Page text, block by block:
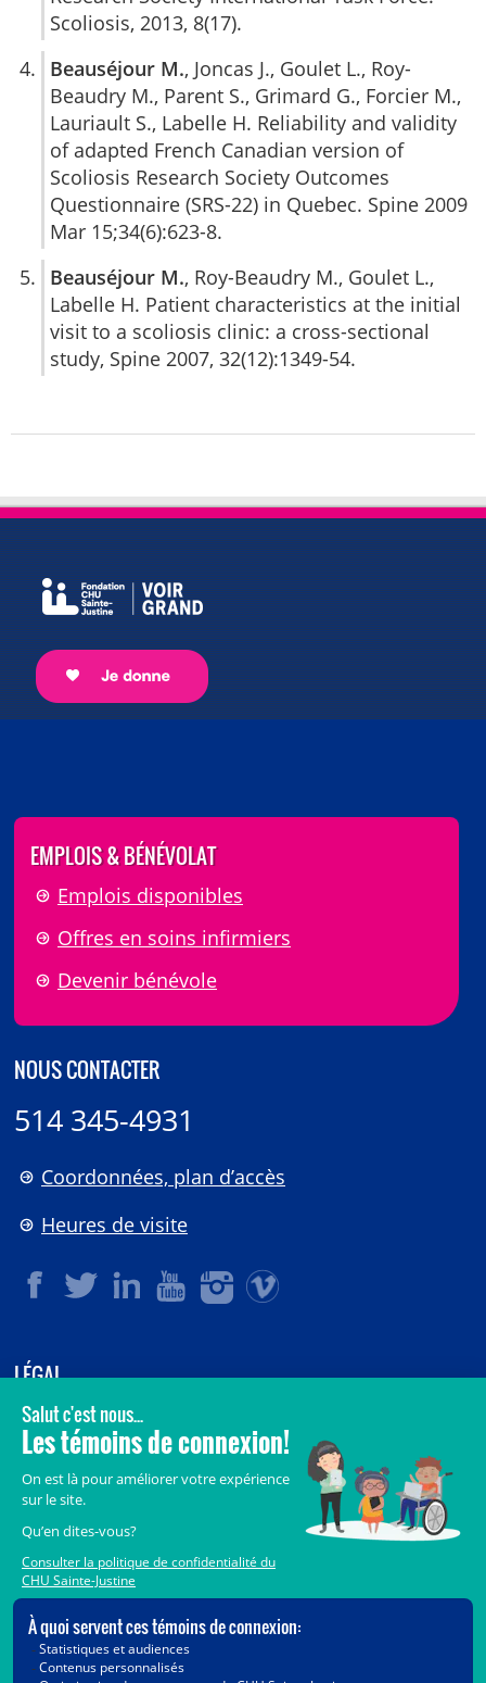
Scoliosis, 2013, 8(17).
Beauséjour M., Joncas J., Goulet L., Roy-
Beaudry M., Parent S., Grimard G., Forcier M.,
Lauriault S., Labelle H. Reliability and validity
of adapted French Canadian version of
Scoliosis Research Society Outcomes
Questionnaire (SRS-22) in Quebec. Spine 2009
Mar 15;34(6):623-8.
Beauséjour M., Roy-Beaudry M., Goulet L.,
Labelle H. Patient characteristics at the initial
visit to a scoliosis clinic: a cross-sectional
study, Spine 2007, 32(12):1349-54.
EMPLOIS & BÉNÉVOLAT
Emplois disponibles
Offres en soins infirmiers
Devenir bénévole
NOUS CONTACTER
514 345-4931
Coordonnées, plan d’accès
Heures de visite
LÉGAL
© 2006-2026CHU Sainte-Justine.
Tous droits réservés.
Crédits
Accès aux documents des organismes publics